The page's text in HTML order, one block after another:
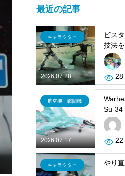
最近の記事
2026.07.28
キャラクター
ビス
技法を
28
2026.07.17
航空機・戦闘機
Su-34
22
キャラクター やり